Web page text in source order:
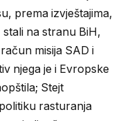
prema izvještajima,
stali na stranu BiH,
misija SAD i
njega je i Evropske
Stejt
rasturanja